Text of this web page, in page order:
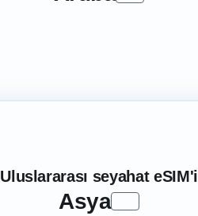
Uluslararası seyahat eSIM'i
Asya